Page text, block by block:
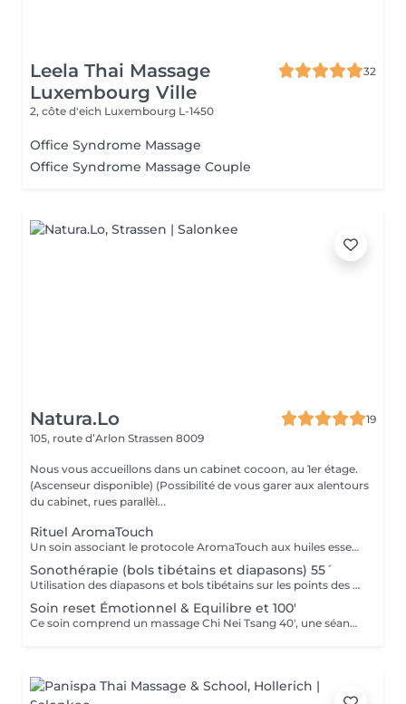
Leela Thai Massage
Luxembourg Ville
32
2, côte d'eich Luxembourg L-1450
Office Syndrome Massage
Office Syndrome Massage Couple
Natura.Lo
19
105, route d’Arlon Strassen 8009
Nous vous accueillons dans un cabinet cocoon, au 1er étage.
(Ascenseur disponible) (Possibilité de vous garer aux alentours
du cabinet, rues parallèl...
Rituel AromaTouch
Un soin associant le protocole AromaTouch aux huiles essentielles, un accompagnement personnalisé et un profond moment de détente pour favoriser l'équilibre et l'harmonie émotionnelle
Sonothérapie (bols tibétains et diapasons) 55´
Utilisation des diapasons et bols tibétains sur les points des méridiens de la médecine chinoise.
Soin reset Émotionnel & Equilibre et 100'
Ce soin comprend un massage Chi Nei Tsang 40', une séance de réflexologie plantaire de 30', suivi d'une Sonothérapie 30'.